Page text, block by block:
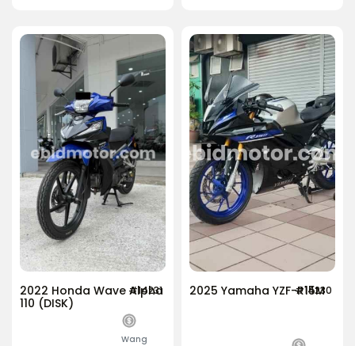
#14231
2022 Honda Wave Alpha
110 (DISK)
Wang
#14230
2025 Yamaha YZF-R15M